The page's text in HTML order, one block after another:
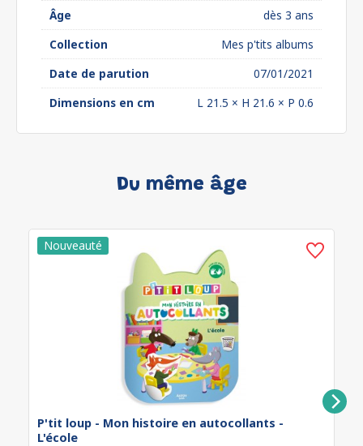
Âge
dès 3 ans
Collection
Mes p'tits albums
Date de parution
07/01/2021
Dimensions en cm
L 21.5 × H 21.6 × P 0.6
Du même âge
P'tit loup - Mon histoire en autocollants -
L'école